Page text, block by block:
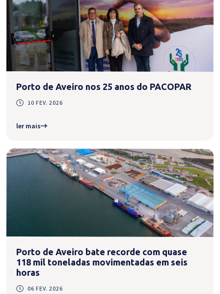
Porto de Aveiro nos 25 anos do PACOPAR
10 FEV. 2026
ler mais
Porto de Aveiro bate recorde com quase
118 mil toneladas movimentadas em seis
horas
06 FEV. 2026